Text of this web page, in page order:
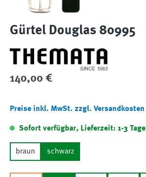
Gürtel Douglas 80995
Regulärer Preis:
140,00 €
Preise inkl. MwSt. zzgl. Versandkosten
Sofort verfügbar, Lieferzeit: 1-3 Tage
braun schwarz